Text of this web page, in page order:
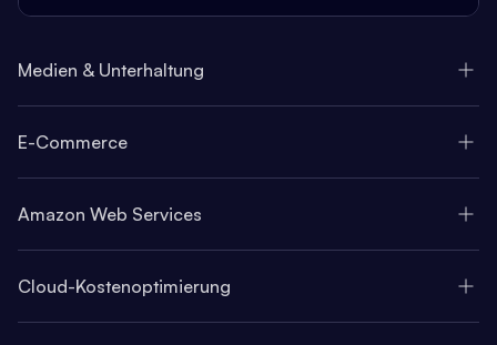
Medien & Unterhaltung
E-Commerce
Amazon Web Services
Cloud-Kostenoptimierung